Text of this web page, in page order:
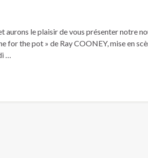
aurons le plaisir de vous présenter notre
for the pot » de Ray COONEY, mise en
…